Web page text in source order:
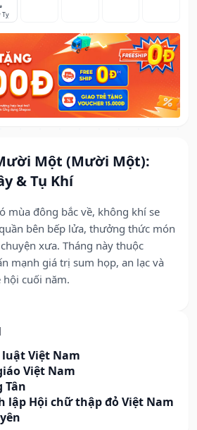
Một (Mười Một):
& Tụ Khí
mùa đông bắc về, không khí se
bên bếp lửa, thưởng thức món
xưa. Tháng này thuộc
mạnh giá trị sum họp, an lạc và
hội cuối năm.
Việt Nam
Việt Nam
Tân
lập Hội chữ thập đỏ Việt Nam
Tỵ